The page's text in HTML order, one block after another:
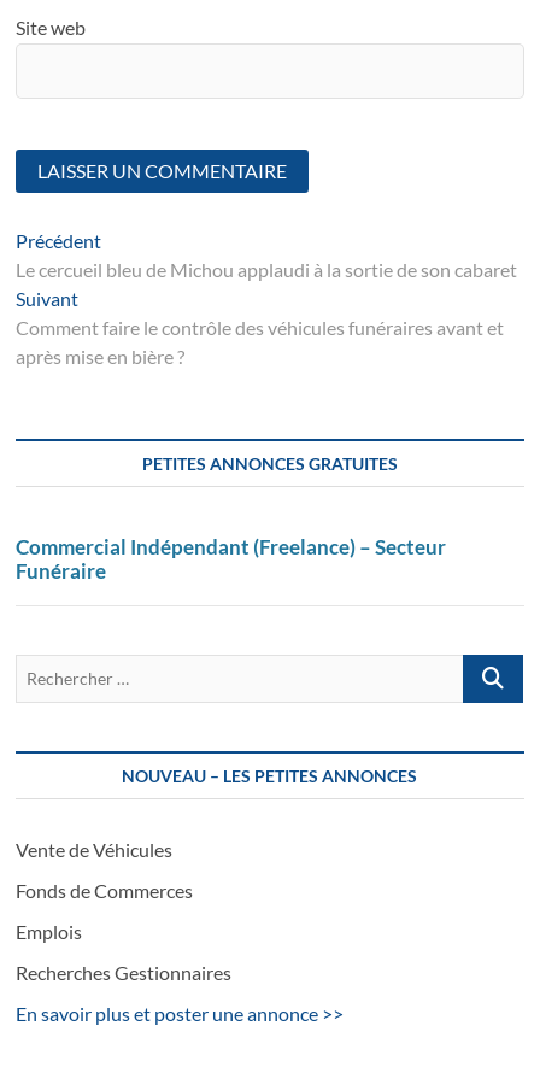
Site web
Navigation
de
l’article
PrécédentArticle
suivant
Le cercueil bleu de Michou applaudi à la sortie de son cabaret
SuivantSuivant
post:
Comment faire le contrôle des véhicules funéraires avant et
après mise en bière ?
PETITES ANNONCES GRATUITES
Commercial Indépendant (Freelance) – Secteur
Funéraire
…
NOUVEAU – LES PETITES ANNONCES
Vente de Véhicules
Fonds de Commerces
Emplois
Recherches Gestionnaires
En savoir plus et poster une annonce >>